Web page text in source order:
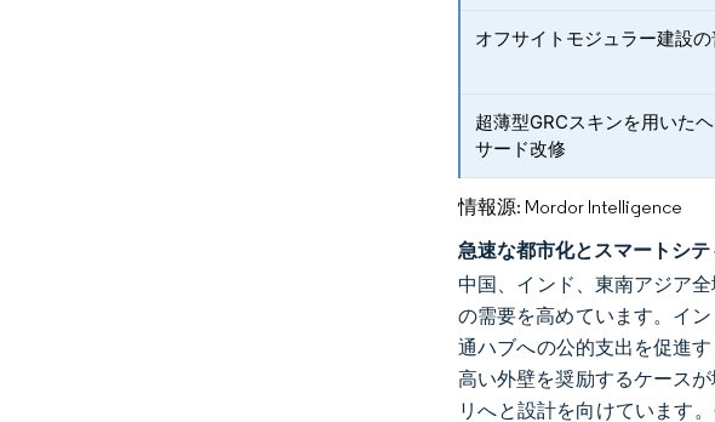
オフサイトモジュラー建設の
超薄型GRCスキンを用いた
サード改修
情報源: Mordor Intelligence
急速な都市化とスマートシ
中国、インド、東南アジア
の需要を高めています。イ
通ハブへの公的支出を促進
高い外壁を奨励するケース
リへと設計を向けています